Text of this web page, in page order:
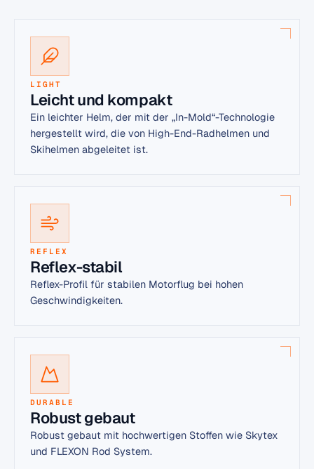
LIGHT
Leicht und kompakt
Ein leichter Helm, der mit der „In-Mold“-Technologie
hergestellt wird, die von High-End-Radhelmen und
Skihelmen abgeleitet ist.
REFLEX
Reflex-stabil
Reflex-Profil für stabilen Motorflug bei hohen
Geschwindigkeiten.
DURABLE
Robust gebaut
Robust gebaut mit hochwertigen Stoffen wie Skytex
und FLEXON Rod System.